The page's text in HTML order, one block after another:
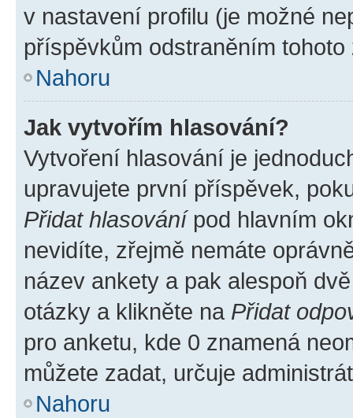
v nastavení profilu (je možné
příspěvkům odstraněním
Nahoru
Jak vytvořím hlasování?
Vytvoření hlasování je
upravujete první příspěvek,
Přidat hlasovánípod hlavním
nevidíte, zřejmě nemáte
název ankety a pak alespoň
otázky a klikněte na Přidat
pro anketu, kde 0 znamená
můžete zadat, určuje
Nahoru